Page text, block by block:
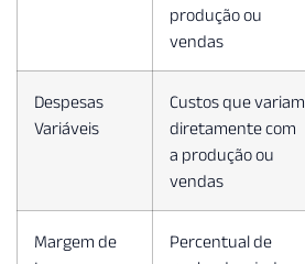
produção ou
vendas
Despesas
Variáveis
Custos que variam
diretamente com
a produção ou
vendas
Margem de
Percentual de